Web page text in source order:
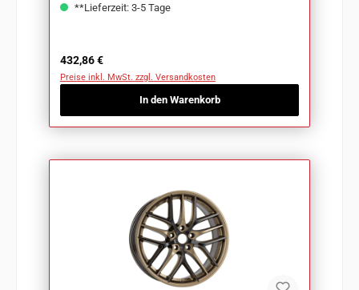
**Lieferzeit: 3-5 Tage
Regulärer Preis:
432,86 €
Preise inkl. MwSt. zzgl. Versandkosten
In den Warenkorb